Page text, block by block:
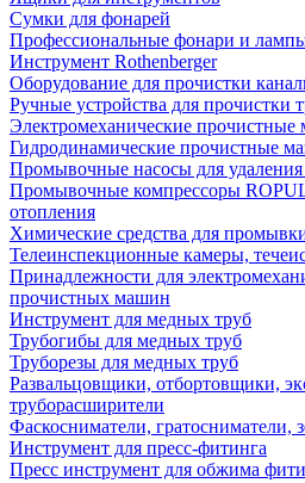
Сумки для фонарей
Профессиональные фонари и
Инструмент Rothenberger
Оборудование для прочистки
Ручные устройства для прочистки
Электромеханические
Гидродинамические прочистные
Промывочные насосы для
Промывочные компрессоры
отопления
Химические средства для
Телеинспекционные камеры,
Принадлежности для
прочистных машин
Инструмент для медных труб
Трубогибы для медных труб
Труборезы для медных труб
Развальцовщики, отбортовщики,
труборасширители
Фаскосниматели, гратосниматели,
Инструмент для пресс-фитинга
Пресс инструмент для обжима